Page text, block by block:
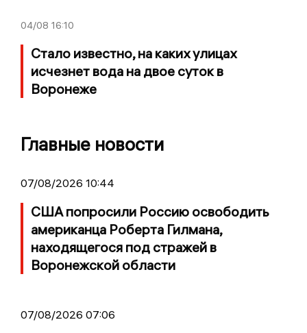
04/08 16:10
Стало известно, на каких улицах
исчезнет вода на двое суток в
Воронеже
Главные новости
07/08/2026 10:44
США попросили Россию освободить
американца Роберта Гилмана,
находящегося под стражей в
Воронежской области
07/08/2026 07:06